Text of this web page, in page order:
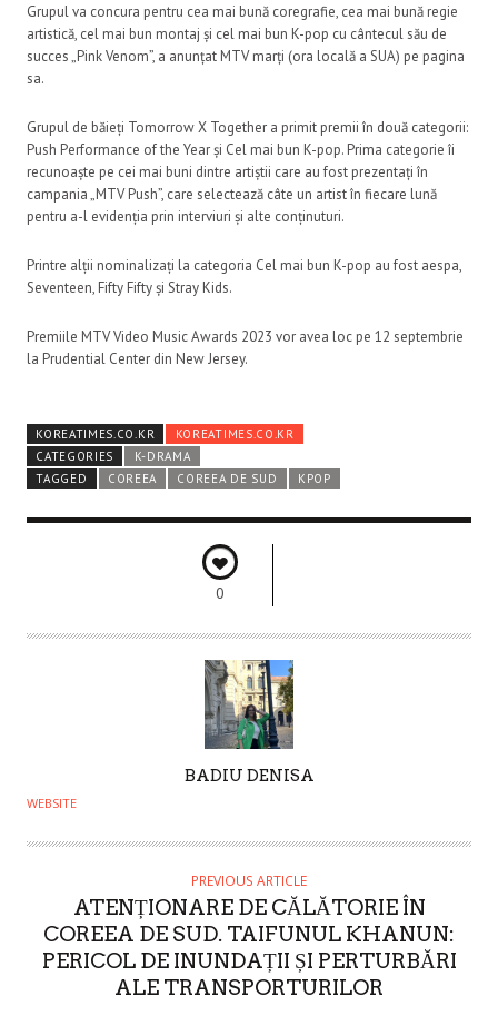
Grupul va concura pentru cea mai bună coregrafie, cea mai bună regie
artistică, cel mai bun montaj și cel mai bun K-pop cu cântecul său de
succes „Pink Venom”, a anunțat MTV marți (ora locală a SUA) pe pagina
sa.
Grupul de băieți Tomorrow X Together a primit premii în două categorii:
Push Performance of the Year și Cel mai bun K-pop. Prima categorie îi
recunoaște pe cei mai buni dintre artiștii care au fost prezentați în
campania „MTV Push”, care selectează câte un artist în fiecare lună
pentru a-l evidenția prin interviuri și alte conținuturi.
Printre alții nominalizați la categoria Cel mai bun K-pop au fost aespa,
Seventeen, Fifty Fifty și Stray Kids.
Premiile MTV Video Music Awards 2023 vor avea loc pe 12 septembrie
la Prudential Center din New Jersey.
KOREATIMES.CO.KR
KOREATIMES.CO.KR
CATEGORIES
K-DRAMA
TAGGED
COREEA COREEA DE SUD KPOP
0
U
H
BADIU DENISA
WEBSITE
PREVIOUS ARTICLE
ATENȚIONARE DE CĂLĂTORIE ÎN
COREEA DE SUD. TAIFUNUL KHANUN:
PERICOL DE INUNDAȚII ȘI PERTURBĂRI
ALE TRANSPORTURILOR